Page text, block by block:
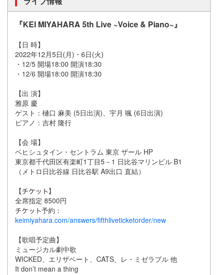
『KEI MIYAHARA 5th Live ~Voice & Piano~』
【日 時】
2022年12月5日(月)・6日(火)
・12/5 開場18:00 開演18:30
・12/6 開場18:00 開演18:30
【出 演】
雅原 慶
ゲスト：樋口 麻美 (5日出演)、宇月 颯 (6日出演)
ピアノ：吉村 隆行
【会 場】
ベヒシュタイン・セントラム 東京 ザール HP
東京都千代田区有楽町1丁目5－1 日比谷マリンビル B1
（メトロ日比谷線 日比谷駅 A9出口 直結）
【
】
全席指定 8500円
予約：
keimiyahara.com/answers/fifthliveticketorder/new
【歌唱予定曲】
ミュージカル劇中歌
WICKED、エリザベート、CATS、レ・ミゼラブル 他
It don’t mean a thing